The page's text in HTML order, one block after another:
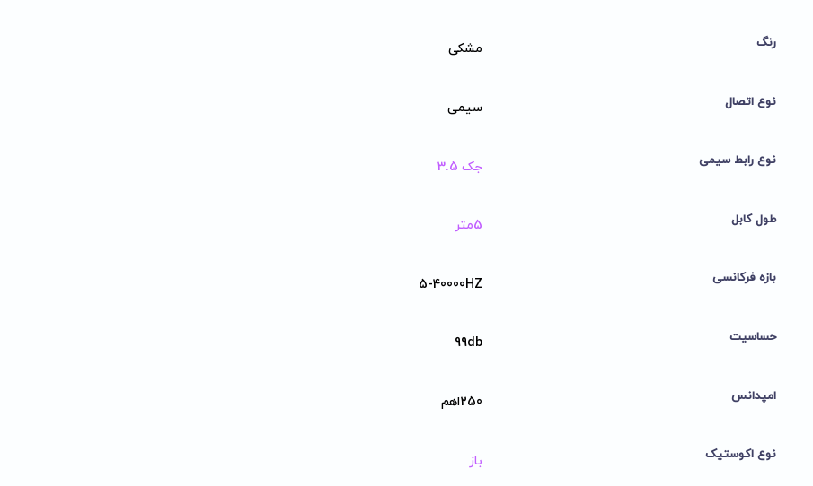
رنگ مشکی
نوع اتصال سیمی
نوع رابط سیمی جک 3.5
طول کابل 5متر
بازه فرکانسی 5-40000HZ
حساسیت 99db
امپدانس 250اهم
نوع اکوستیک باز